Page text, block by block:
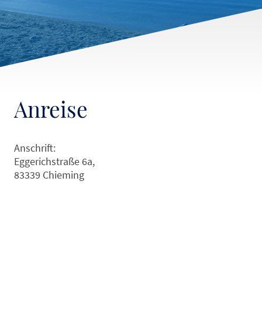
Anreise
Anschrift:
Eggerichstraße 6a,
83339 Chieming